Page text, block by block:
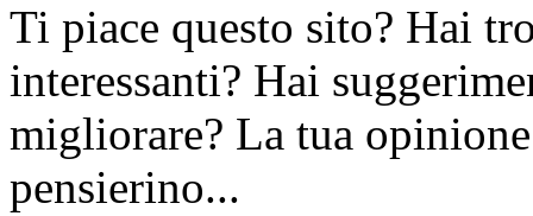
Ti piace questo sito? Hai
interessanti? Hai
migliorare? La tua
pensierino...